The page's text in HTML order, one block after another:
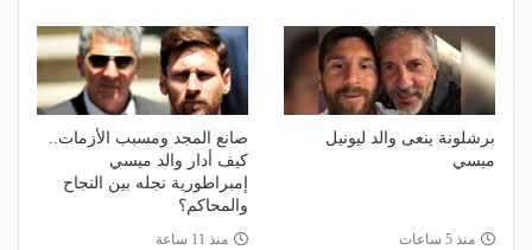
برشلونة ينعى والد ليونيل
ميسي
منذ 5 ساعات
صانع المجد ومسبب الأزمات..
كيف أدار والد ميسي
إمبراطورية نجله بين النجاح
والمحاكم؟
منذ 11 ساعة